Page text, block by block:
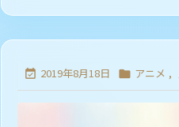
 2019年8月18日  アニメ ,